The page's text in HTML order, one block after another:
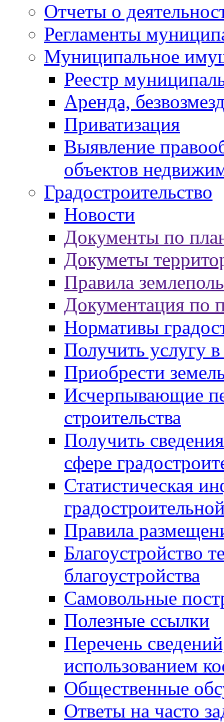
Отчеты о
Регламенты
Муниципальное
Реестр
Аренда,
Приватизация
Выявление
объектов
Градостроительство
Новости
Документы по
Докуметы
Правила
Документация по
Нормативы
Получить услугу в
Приобрести
Исчерпывающие
строительства
Получить
сфере
Статистическая
Правила
Благоустройство
благоустройства
Самовольные
Полезные ссылки
Перечень
использованием
Общественные
Ответы на часто